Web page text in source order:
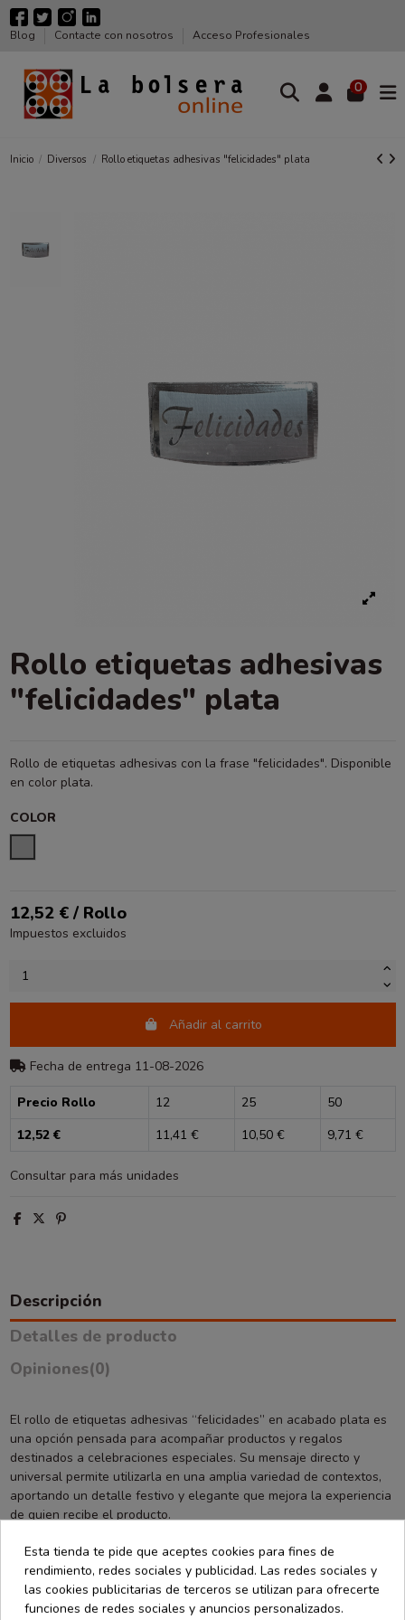
Blog Contacte con nosotros Acceso Profesionales
0
Inicio Diversos Rollo etiquetas adhesivas "felicidades" plata
Rollo etiquetas adhesivas
"felicidades" plata
Rollo de etiquetas adhesivas con la frase "felicidades". Disponible
en color plata.
COLOR
12,52 € / Rollo
Impuestos excluidos
Añadir al carrito
Fecha de entrega 11-08-2026
Precio Rollo 12 25
50
12,52 €
11,41 € 10,50 € 9,71 €
Consultar para más unidades
Descripción
Detalles de producto
Opiniones(0)
El rollo de etiquetas adhesivas “felicidades” en acabado plata es
una opción pensada para acompañar productos y regalos
destinados a celebraciones especiales. Su mensaje directo y
universal permite utilizarla en una amplia variedad de contextos,
aportando un detalle festivo y elegante que mejora la experiencia
de quien recibe el producto.
combinar con diferentes estilos de packaging. Estas etiquetas son
ideales para cerrar bolsas, cajas o sobres en cumpleaños,
aniversarios, celebraciones personales o campañas comerciales
vinculadas a fechas señaladas. Su diseño permite añadir un
Esta tienda te pide que aceptes cookies para fines de
rendimiento, redes sociales y publicidad. Las redes sociales y
las cookies publicitarias de terceros se utilizan para ofrecerte
funciones de redes sociales y anuncios personalizados.